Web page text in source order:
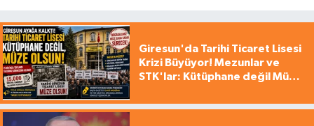
Giresun'da Tarihi Ticaret Lisesi
Krizi Büyüyor! Mezunlar ve
STK'lar: Kütüphane değil Müze